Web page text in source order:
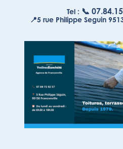
Tel : 📞
📍5 rue Philippe Seguin